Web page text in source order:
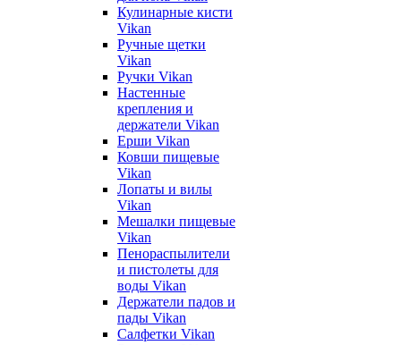
Кулинарные кисти
Vikan
Ручные щетки
Vikan
Ручки Vikan
Настенные
крепления и
держатели Vikan
Ерши Vikan
Ковши пищевые
Vikan
Лопаты и вилы
Vikan
Мешалки пищевые
Vikan
Пенораспылители
и пистолеты для
воды Vikan
Держатели падов и
пады Vikan
Салфетки Vikan